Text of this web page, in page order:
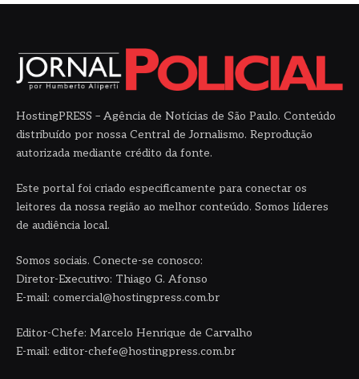
HostingPRESS – Agência de Notícias de São Paulo. Conteúdo
distribuído por nossa Central de Jornalismo. Reprodução
autorizada mediante crédito da fonte.
Este portal foi criado especificamente para conectar os
leitores da nossa região ao melhor conteúdo. Somos líderes
de audiência local.
Somos sociais. Conecte-se conosco:
Diretor-Executivo: Thiago G. Afonso
E-mail: comercial@hostingpress.com.br
Editor-Chefe: Marcelo Henrique de Carvalho
E-mail: editor-chefe@hostingpress.com.br